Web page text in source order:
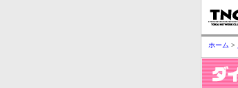
ホーム >